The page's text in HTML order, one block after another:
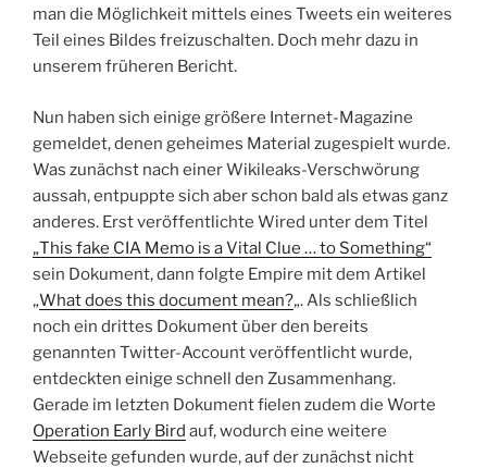
man die Möglichkeit mittels eines Tweets ein weiteres
Teil eines Bildes freizuschalten. Doch mehr dazu in
unserem früheren Bericht.
Nun haben sich einige größere Internet-Magazine
gemeldet, denen geheimes Material zugespielt wurde.
Was zunächst nach einer Wikileaks-Verschwörung
aussah, entpuppte sich aber schon bald als etwas ganz
anderes. Erst veröffentlichte Wired unter dem Titel
„This fake CIA Memo is a Vital Clue … to Something“
sein Dokument, dann folgte Empire mit dem Artikel
„What does this document mean?„. Als schließlich
noch ein drittes Dokument über den bereits
genannten Twitter-Account veröffentlicht wurde,
entdeckten einige schnell den Zusammenhang.
Gerade im letzten Dokument fielen zudem die Worte
Operation Early Bird auf, wodurch eine weitere
Webseite gefunden wurde, auf der zunächst nicht